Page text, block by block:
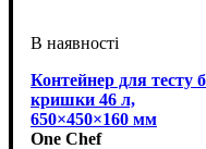
Контейнер для тесту
кришки 46 л,
650×450×160 мм
One Chef